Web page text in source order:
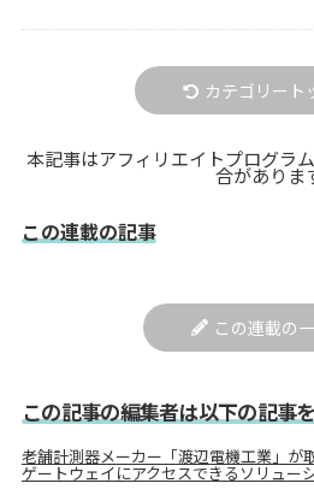
カテゴリート
本記事はアフィリエイトプログラ
合がありま
この連載の記事
この連載の
この記事の編集者は以下の記事
老舗計測器メーカー「渡辺電機工業」が
ゲートウェイにアクセスできるソリュー